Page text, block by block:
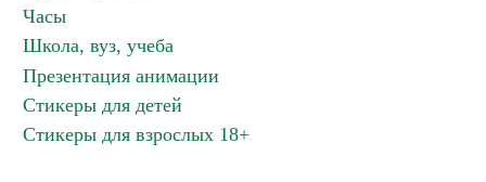
Часы
Школа, вуз, учеба
Презентация анимации
Стикеры для детей
Стикеры для взрослых 18+